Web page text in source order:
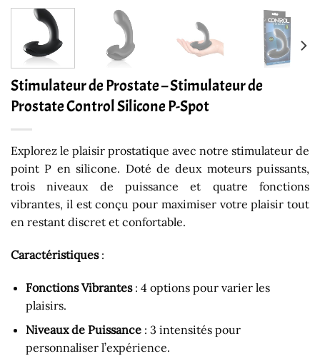
Stimulateur de Prostate – Stimulateur de
Prostate Control Silicone P-Spot
Explorez le plaisir prostatique avec notre stimulateur de
point P en silicone. Doté de deux moteurs puissants,
trois niveaux de puissance et quatre fonctions
vibrantes, il est conçu pour maximiser votre plaisir tout
en restant discret et confortable.
Caractéristiques:
Fonctions Vibrantes : 4 options pour varier les
plaisirs.
Niveaux de Puissance : 3 intensités pour
personnaliser l’expérience.